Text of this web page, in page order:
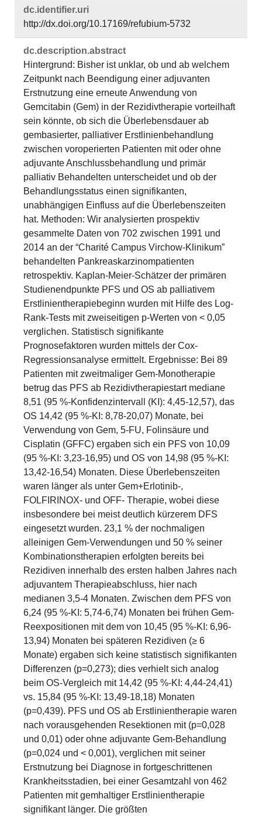
dc.​identifier.​uri
http://dx.doi.org/10.17169/refubium-5732
dc.​description.​abstract
Hintergrund: Bisher ist unklar, ob und ab welchem
Zeitpunkt nach Beendigung einer adjuvanten
Erstnutzung eine erneute Anwendung von
Gemcitabin (Gem) in der Rezidivtherapie vorteilhaft
sein könnte, ob sich die Überlebensdauer ab
gembasierter, palliativer Erstlinienbehandlung
zwischen voroperierten Patienten mit oder ohne
adjuvante Anschlussbehandlung und primär
palliativ Behandelten unterscheidet und ob der
Behandlungsstatus einen signifikanten,
unabhängigen Einfluss auf die Überlebenszeiten
hat. Methoden: Wir analysierten prospektiv
gesammelte Daten von 702 zwischen 1991 und
2014 an der “Charité Campus Virchow-Klinikum”
behandelten Pankreaskarzinompatienten
retrospektiv. Kaplan-Meier-Schätzer der primären
Studienendpunkte PFS und OS ab palliativem
Erstlinientherapiebeginn wurden mit Hilfe des Log-
Rank-Tests mit zweiseitigen p-Werten von < 0,05
verglichen. Statistisch signifikante
Prognosefaktoren wurden mittels der Cox-
Regressionsanalyse ermittelt. Ergebnisse: Bei 89
Patienten mit zweitmaliger Gem-Monotherapie
betrug das PFS ab Rezidivtherapiestart mediane
8,51 (95 %-Konfidenzintervall (KI): 4,45-12,57), das
OS 14,42 (95 %-KI: 8,78-20,07) Monate, bei
Verwendung von Gem, 5-FU, Folinsäure und
Cisplatin (GFFC) ergaben sich ein PFS von 10,09
(95 %-KI: 3,23-16,95) und OS von 14,98 (95 %-KI:
13,42-16,54) Monaten. Diese Überlebenszeiten
waren länger als unter Gem+Erlotinib-,
FOLFIRINOX- und OFF- Therapie, wobei diese
insbesondere bei meist deutlich kürzerem DFS
eingesetzt wurden. 23,1 % der nochmaligen
alleinigen Gem-Verwendungen und 50 % seiner
Kombinationstherapien erfolgten bereits bei
Rezidiven innerhalb des ersten halben Jahres nach
adjuvantem Therapieabschluss, hier nach
medianen 3,5-4 Monaten. Zwischen dem PFS von
6,24 (95 %-KI: 5,74-6,74) Monaten bei frühen Gem-
Reexpositionen mit dem von 10,45 (95 %-KI: 6,96-
13,94) Monaten bei späteren Rezidiven (≥ 6
Monate) ergaben sich keine statistisch signifikanten
Differenzen (p=0,273); dies verhielt sich analog
beim OS-Vergleich mit 14,42 (95 %-KI: 4,44-24,41)
vs. 15,84 (95 %-KI: 13,49-18,18) Monaten
(p=0,439). PFS und OS ab Erstlinientherapie waren
nach vorausgehenden Resektionen mit (p=0,028
und 0,01) oder ohne adjuvante Gem-Behandlung
(p=0,024 und < 0,001), verglichen mit seiner
Erstnutzung bei Diagnose in fortgeschrittenen
Krankheitsstadien, bei einer Gesamtzahl von 462
Patienten mit gemhaltiger Erstlinientherapie
signifikant länger. Die größten